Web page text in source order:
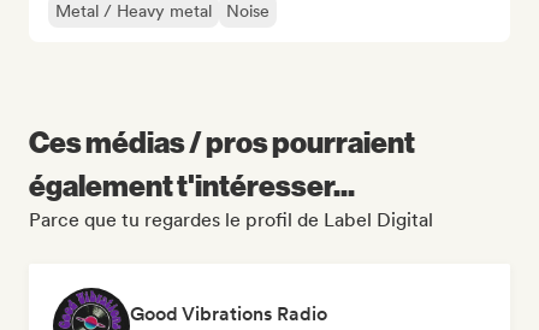
Metal / Heavy metal
Noise
Ces médias / pros pourraient
également t'intéresser...
Parce que tu regardes le profil de Label Digital
Good Vibrations Radio